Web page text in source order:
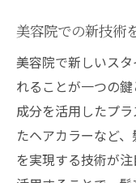
美容院での新技術
美容院で新しいス
れることが一つの
成分を活用したプ
たヘアカラーなど
を実現する技術が